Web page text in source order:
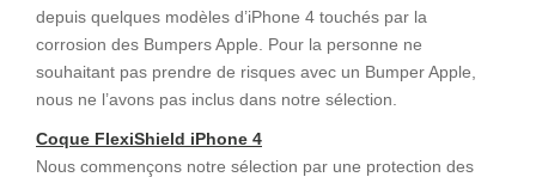
depuis quelques modèles d’iPhone 4 touchés par la
corrosion des Bumpers Apple. Pour la personne ne
souhaitant pas prendre de risques avec un Bumper Apple,
nous ne l’avons pas inclus dans notre sélection.
Coque FlexiShield iPhone 4
Nous commençons notre sélection par une protection des